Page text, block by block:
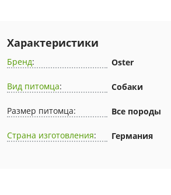
Характеристики
Бренд: Oster
Вид питомца: Собаки
Размер питомца: Все породы
Страна изготовления: Германия